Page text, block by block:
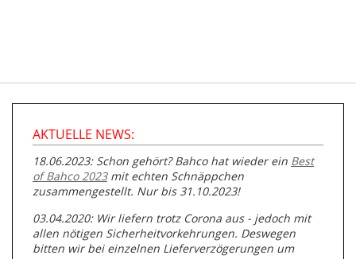
AKTUELLE NEWS:
18.06.2023: Schon gehört? Bahco hat wieder ein Best
of Bahco 2023mit echten Schnäppchen
zusammengestellt. Nur bis 31.10.2023!
03.04.2020: Wir liefern trotz Corona aus - jedoch mit
allen nötigen Sicherheitvorkehrungen. Deswegen
bitten wir bei einzelnen Lieferverzögerungen um